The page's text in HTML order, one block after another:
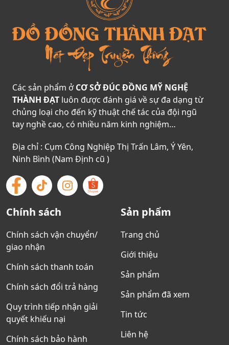
Các sản phẩm ởCƠ SỞ ĐÚC ĐỒNG MỸ NGHỆ
THÀNH ĐẠT luôn được đánh giá về sự đa dạng từ
chủng loại cho đến kỹ thuật chế tác của đội ngũ
tay nghề cao, có nhiều năm kinh nghiệm…
Địa chỉ : Cụm Công Nghiệp Thị Trấn Lâm, Ý Yên,
Ninh Bình (Nam Định cũ )
Chính sách
Chính sách vận chuyển/
giao nhận
Chính sách thanh toán
Chính sách đổi trả hàng
Quy trình tiếp nhận giải
quyết khiếu nại
Chính sách bảo hành
Sản phẩm
Trang chủ
Giới thiệu
Sản phẩm
Sản phẩm đã xem
Tin tức
Liên hệ